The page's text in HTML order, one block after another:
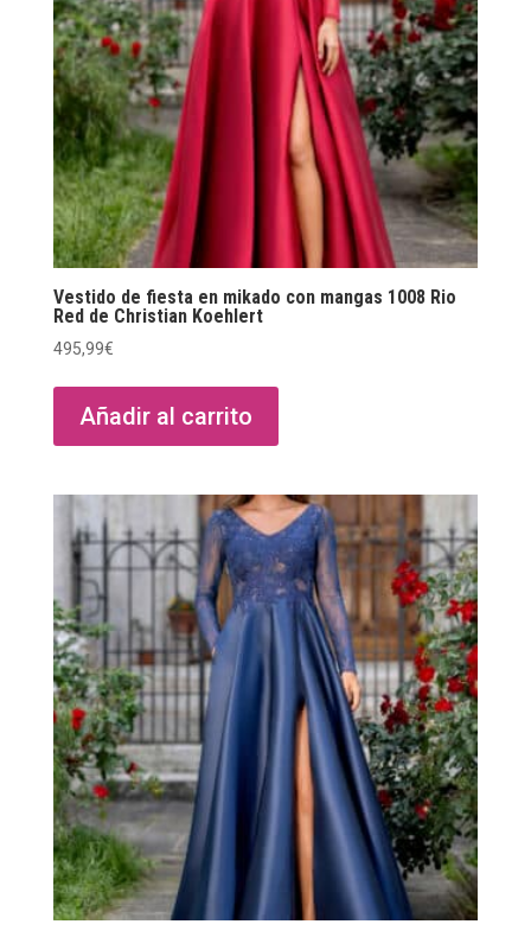
Vestido de fiesta en mikado con mangas 1008 Rio
Red de Christian Koehlert
495,99€
Añadir al carrito